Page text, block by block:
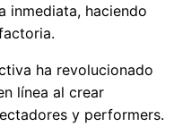
inmediata, haciendo
ha revolucionado
línea al crear
y performers.